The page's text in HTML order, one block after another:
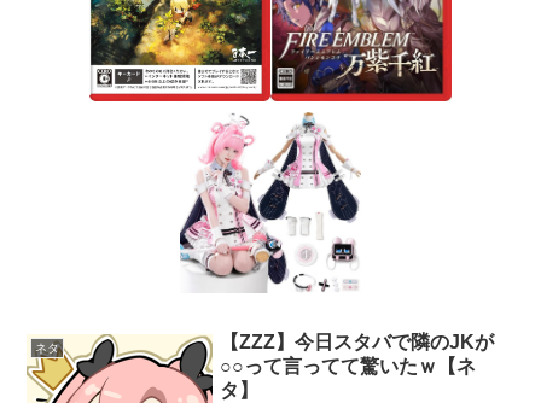
ネタ
【ZZZ】今日スタバで隣のJKが
○○って言ってて驚いたｗ【ネ
タ】